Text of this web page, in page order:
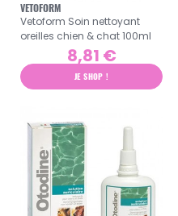
VETOFORM
Vetoform Soin nettoyant
oreilles chien & chat 100ml
8,81 €
JE SHOP !